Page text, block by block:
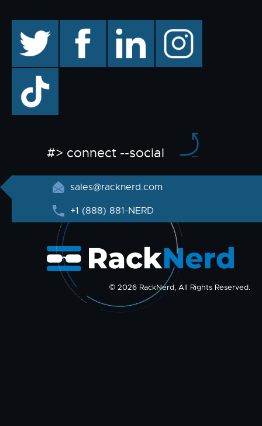
facebook linkedin instagram
TikTok
#> connect --social
sales@racknerd.com
+1 (888) 881-NERD
© 2026 RackNerd, All Rights Reserved.